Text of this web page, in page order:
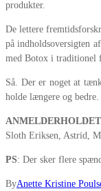
produkter.
De lettere
på indholdsoversigten
med Botox i traditionel
Så. Der er noget at
holde længere og bedre.
Sloth Eriksen, Astrid,
PS: Der sker flere
ByAnette Kristine